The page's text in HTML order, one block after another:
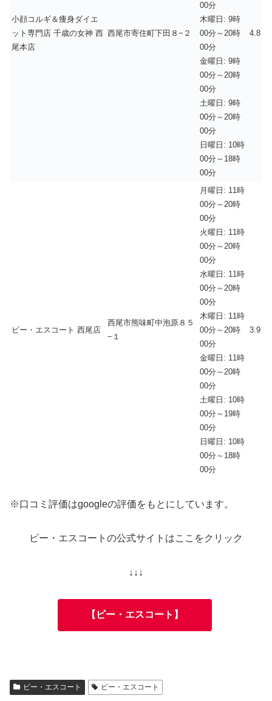
小顔コルギ＆痩身ダイエ
ット専門店 千歳の女神 西
尾本店
西尾市寄住町下田８−２
00分
木曜日: 9時
00分～20時
00分
金曜日: 9時
00分～20時
00分
土曜日: 9時
00分～20時
00分
日曜日: 10時
00分～18時
00分
4.8
ビー・エスコート 西尾店
西尾市熊味町中泡原８５
−１
月曜日: 11時
00分～20時
00分
火曜日: 11時
00分～20時
00分
水曜日: 11時
00分～20時
00分
木曜日: 11時
00分～20時
00分
金曜日: 11時
00分～20時
00分
土曜日: 10時
00分～19時
00分
日曜日: 10時
00分～18時
00分
3.9
※口コミ評価はgoogleの評価をもとにしています。
ビー・エスコートの公式サイトはここをクリック
↓↓↓
【ビー・エスコート】
ビー・エスコート ビー・エスコート